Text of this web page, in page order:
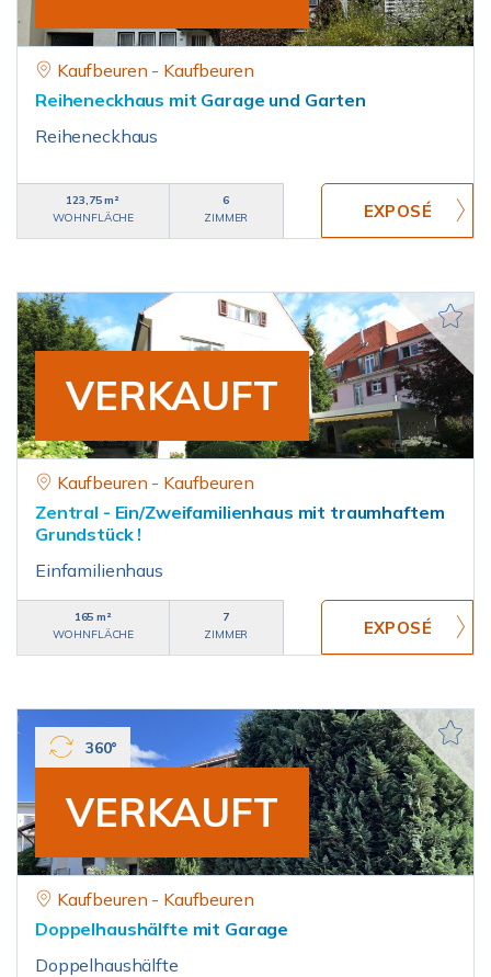
Kaufbeuren - Kaufbeuren
Reiheneckhaus mit Garage und Garten
Reiheneckhaus
123,75 m²
WOHNFLÄCHE
6
ZIMMER
VERKAUFT
Kaufbeuren - Kaufbeuren
Zentral - Ein/Zweifamilienhaus mit traumhaftem
Grundstück !
Einfamilienhaus
165 m²
WOHNFLÄCHE
7
ZIMMER
VERKAUFT
360°
Kaufbeuren - Kaufbeuren
Doppelhaushälfte mit Garage
Doppelhaushälfte